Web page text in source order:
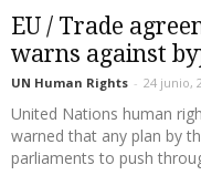
EU / Trade
warns against
UN Human Rights - 24 junio,
United Nations human
warned that any plan by
parliaments to push